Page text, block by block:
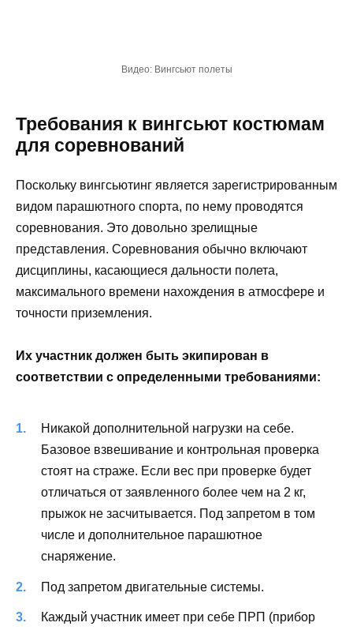
Видео: Вингсьют полеты
Требования к вингсьют костюмам
для соревнований
Поскольку вингсьютинг является зарегистрированным
видом парашютного спорта, по нему проводятся
соревнования. Это довольно зрелищные
представления. Соревнования обычно включают
дисциплины, касающиеся дальности полета,
максимального времени нахождения в атмосфере и
точности приземления.
Их участник должен быть экипирован в
соответствии с определенными требованиями:
Никакой дополнительной нагрузки на себе.
Базовое взвешивание и контрольная проверка
стоят на страже. Если вес при проверке будет
отличаться от заявленного более чем на 2 кг,
прыжок не засчитывается. Под запретом в том
числе и дополнительное парашютное
снаряжение.
Под запретом двигательные системы.
Каждый участник имеет при себе ПРП (прибор